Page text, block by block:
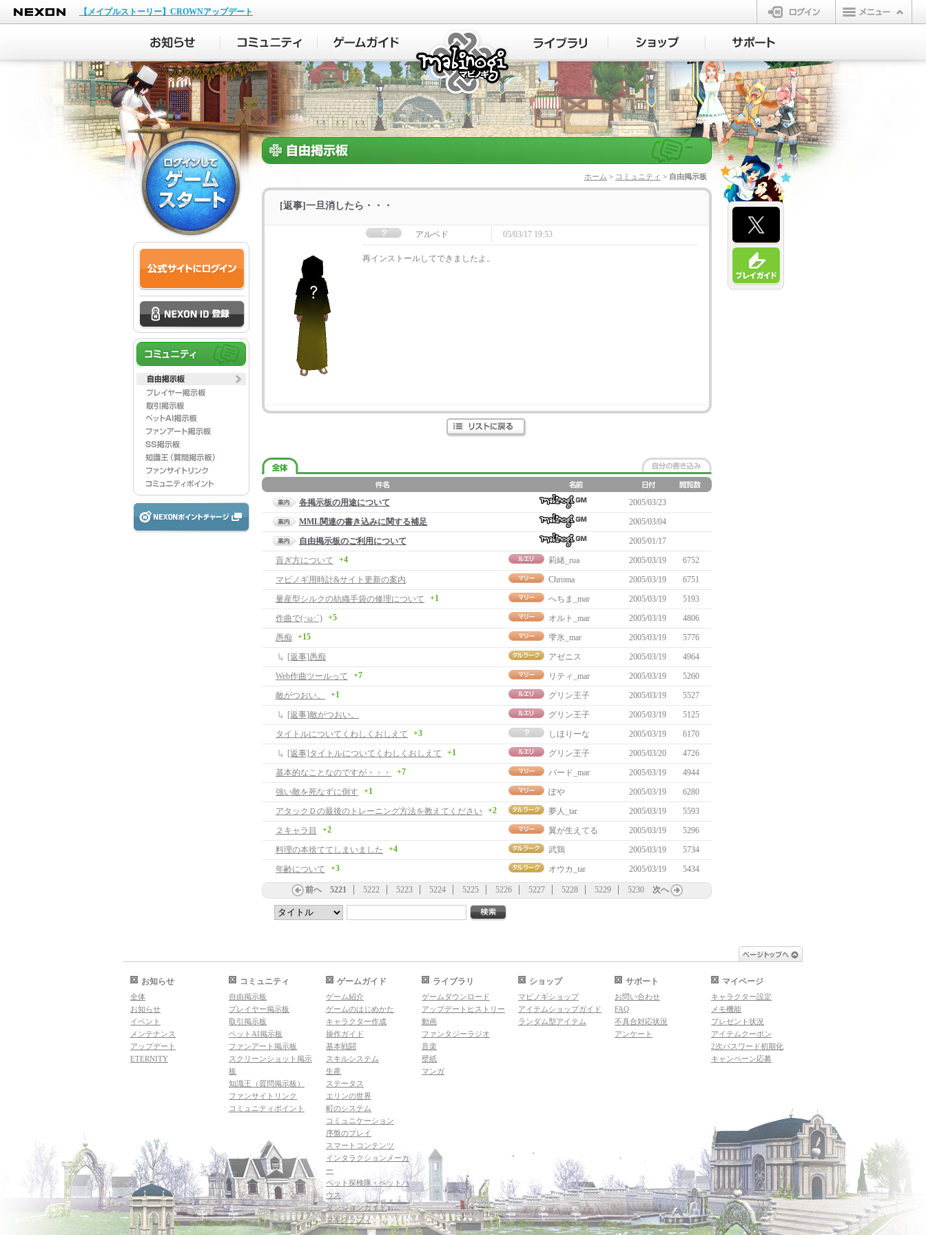
NEXON
【メイプルストーリー】CROWNアップデート
ログイン
マビノギ
ホーム > コミュニティ > 自由掲示板
[返事]一旦消したら・・・
アルベド 05/03/17 19:53
再インストールしてできましたよ。
各掲示板の用途について
2005/03/23
MML関連の書き込みに関する補足
2005/03/04
自由掲示板のご利用について
2005/01/17
貢ぎ方について
+4 莉緒_rua 2005/03/19
6752
マビノギ用時計&サイト更新の案内
Chroma 2005/03/19
6751
量産型シルクの紡織手袋の修理について
+1 へちま_mar 2005/03/19
5193
作曲で(･ω･`) +5 オルト_mar 2005/03/19
4806
愚痴
+15 雫氷_mar 2005/03/19
5776
[返事]愚痴
アゼニス 2005/03/19
4964
Web作曲ツールって
+7 リティ_mar 2005/03/19
5260
敵がつおい。
+1 グリン王子 2005/03/19
5527
[返事]敵がつおい。
グリン王子 2005/03/19
5125
タイトルについてくわしくおしえて
+3 しほりーな 2005/03/19
6170
[返事]タイトルについてくわしくおしえて
+1 グリン王子 2005/03/20
4726
基本的なことなのですが・・・
+7 バード_mar 2005/03/19
4944
強い敵を死なずに倒す
+1 ぽや 2005/03/19
6280
アタックＤの最後のトレーニング方法を教えてください +2 夢人_tar 2005/03/19
5593
２キャラ目
+2 翼が生えてる 2005/03/19
5296
料理の本捨ててしまいました
+4 武鶏 2005/03/19
5734
年齢について
+3 オウカ_tar 2005/03/19 5434
前へ 5221 5222 5223 5224 5225 5226 5227 5228 5229 5230 次へ
お知らせ
全体
お知らせ
イベント
メンテナンス
アップデート
ETERNITY
コミュニティ
自由掲示板
プレイヤー掲示板
取引掲示板
ペットAI掲示板
ファンアート掲示板
スクリーンショット掲示
板
知識王（質問掲示板）
ファンサイトリンク
コミュニティポイント
ゲームガイド
ゲーム紹介
ゲームのはじめかた
キャラクター作成
操作ガイド
基本戦闘
スキルシステム
生産
ステータス
エリンの世界
町のシステム
コミュニケーション
序盤のプレイ
スマートコンテンツ
インタラクションメーカ
ー
ペット探検隊・ペットハ
ウス
ダンジョンガイド
マギグラフィ
ライブラリ
ゲームダウンロード
アップデートヒストリー
動画
ファンタジーラジオ
音楽
壁紙
マンガ
ショップ
マビノギショップ
アイテムショップガイド
ランダム型アイテム
サポート
お問い合わせ
FAQ
不具合対応状況
アンケート
マイページ
キャラクター設定
メモ機能
プレゼント状況
アイテムクーポン
2次パスワード初期化
キャンペーン応募